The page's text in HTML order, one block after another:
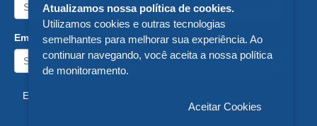
Email:
Enviar
Atualizamos nossa política de cookies.
Utilizamos cookies e outras tecnologias
semelhantes para melhorar sua experiência. Ao
continuar navegando, você aceita a nossa política
de monitoramento.
Aceitar Cookies